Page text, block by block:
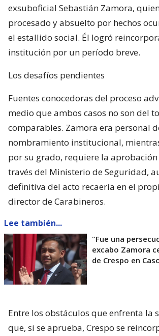
exsuboficial Sebastián Zamora,
procesado y absuelto por hechos
el estallido social. Él logró
institución por un período breve.
Los desafíos pendientes
Fuentes conocedoras del proceso
medio que ambos casos no son del
comparables. Zamora era personal
nombramiento institucional,
por su grado, requiere la
través del Ministerio de Seguridad,
definitiva del acto recaería en el
director de Carabineros.
Lee también...
"Fue una
excabo Zamora
de Crespo en
Entre los obstáculos que enfrenta la
que, si se aprueba, Crespo se